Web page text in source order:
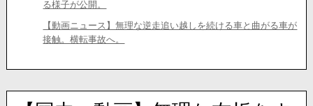
る様子が公開。
【動画ニュース】無理な逆走追い越しを続ける車と曲がる車が
接触。横転事故へ。